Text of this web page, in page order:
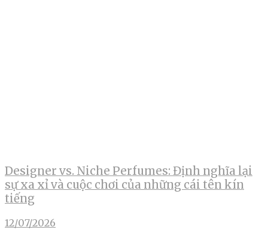
Designer vs. Niche Perfumes: Định nghĩa lại
sự xa xỉ và cuộc chơi của những cái tên kín
tiếng
12/07/2026